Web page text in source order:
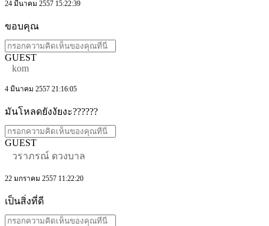
24 มีนาคม 2557 15:22:39
ขอบคุณ
GUEST
kom
4 มีนาคม 2557 21:16:05
มันโหลดยังงัยงะ??????
GUEST
วราภรณ์ ดวงบาล
22 มกราคม 2557 11:22:20
เป็นสิ่งที่ดี